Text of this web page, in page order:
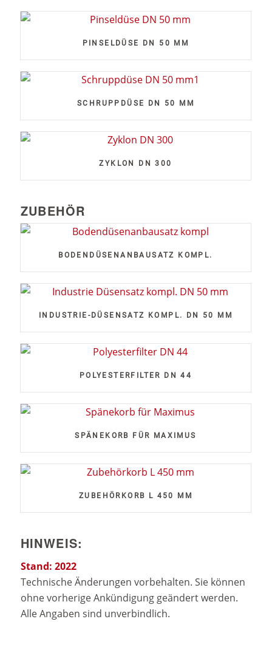
PINSELDÜSE DN 50 MM
SCHRUPPDÜSE DN 50 MM
ZYKLON DN 300
ZUBEHÖR
BODENDÜSENANBAUSATZ KOMPL.
INDUSTRIE-DÜSENSATZ KOMPL. DN 50 MM
POLYESTERFILTER DN 44
SPÄNEKORB FÜR MAXIMUS
ZUBEHÖRKORB L 450 MM
HINWEIS:
Stand: 2022
Technische Änderungen vorbehalten. Sie können
ohne vorherige Ankündigung geändert werden.
Alle Angaben sind unverbindlich.